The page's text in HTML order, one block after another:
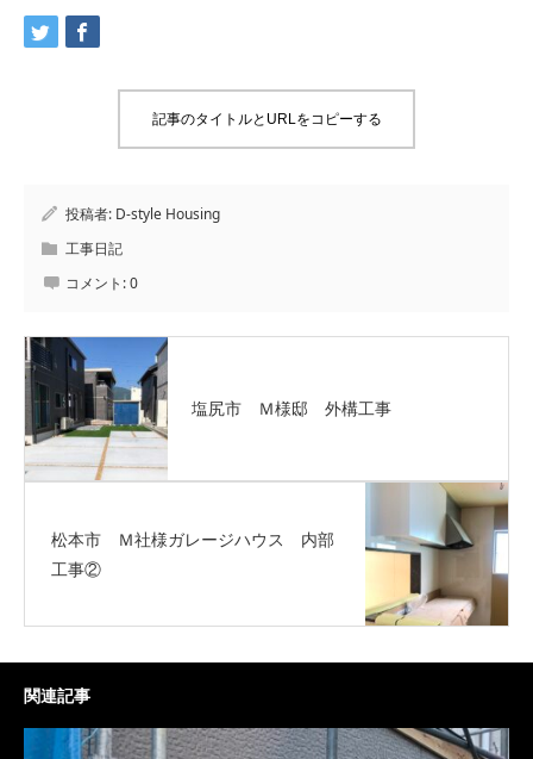
記事のタイトルとURLをコピーする
投稿者: D-style Housing
工事日記
コメント:0
塩尻市 Ｍ様邸 外構工事
松本市 Ｍ社様ガレージハウス 内部
工事②
関連記事